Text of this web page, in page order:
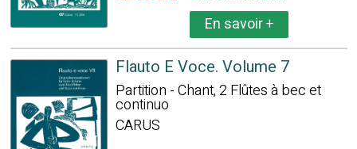
En savoir+
Flauto E Voce. Volume 7
Partition - Chant, 2 Flûtes à bec et
continuo
CARUS